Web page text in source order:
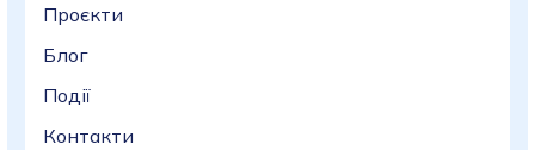
Проєкти
Блог
Події
Контакти